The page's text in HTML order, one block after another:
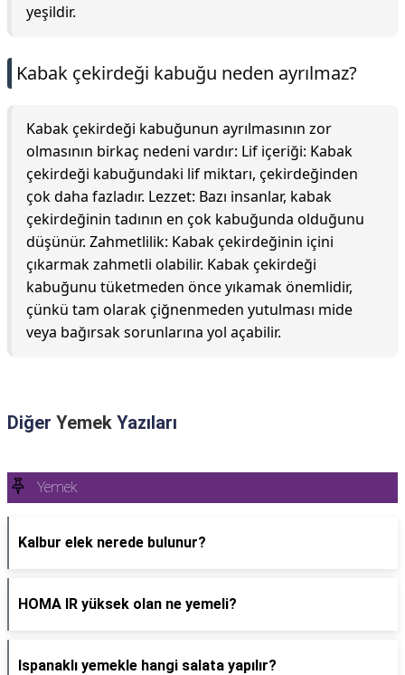
yeşildir.
Kabak çekirdeği kabuğu neden ayrılmaz?
Kabak çekirdeği kabuğunun ayrılmasının zor
olmasının birkaç nedeni vardır: Lif içeriği: Kabak
çekirdeği kabuğundaki lif miktarı, çekirdeğinden
çok daha fazladır. Lezzet: Bazı insanlar, kabak
çekirdeğinin tadının en çok kabuğunda olduğunu
düşünür. Zahmetlilik: Kabak çekirdeğinin içini
çıkarmak zahmetli olabilir. Kabak çekirdeği
kabuğunu tüketmeden önce yıkamak önemlidir,
çünkü tam olarak çiğnenmeden yutulması mide
veya bağırsak sorunlarına yol açabilir.
Diğer Yemek Yazıları
Yemek
Kalbur elek nerede bulunur?
HOMA IR yüksek olan ne yemeli?
Ispanaklı yemekle hangi salata yapılır?